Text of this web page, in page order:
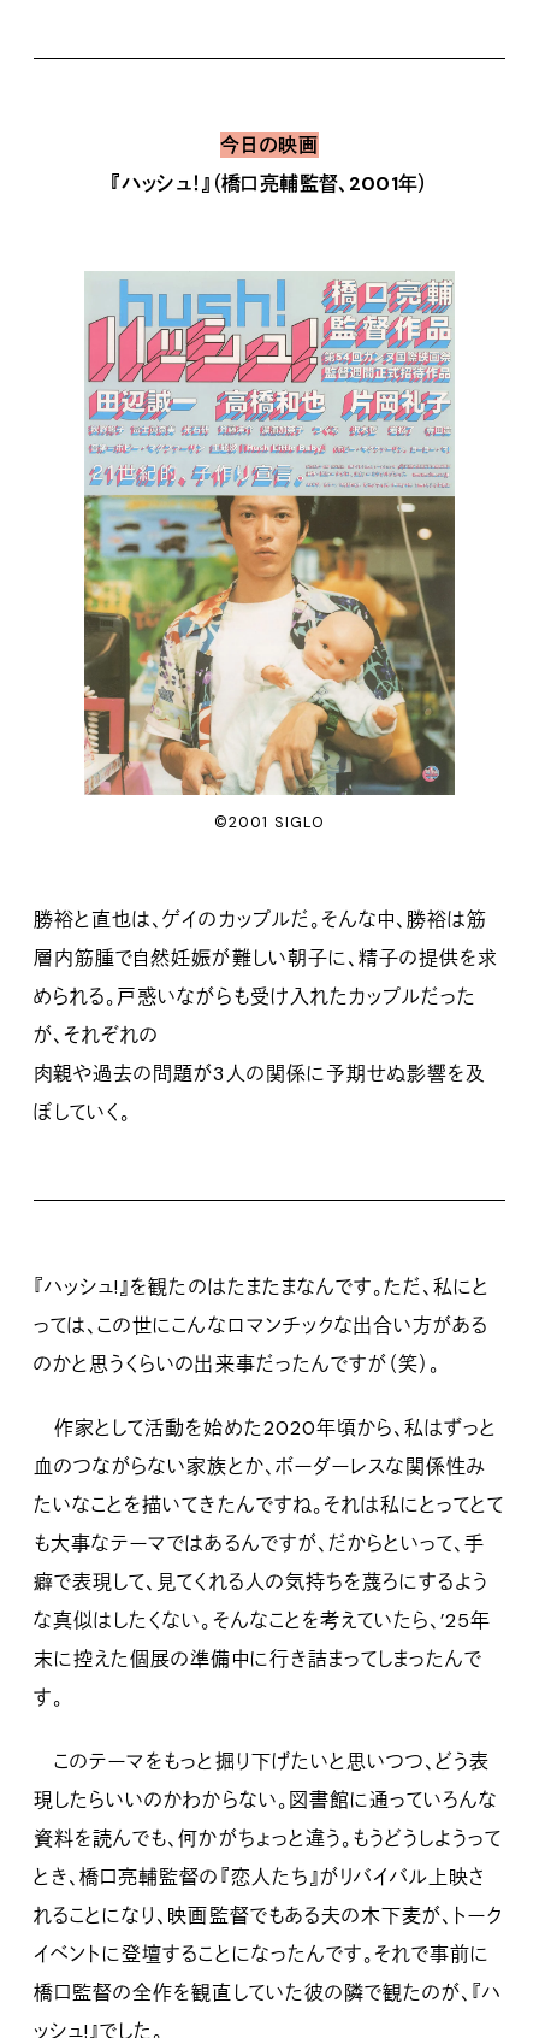
今日の映画
『ハッシュ！』（橋口亮輔監督、2001年）
©2001 SIGLO
勝裕と直也は、ゲイのカップルだ。そんな中、勝裕は筋
層内筋腫で自然妊娠が難しい朝子に、精子の提供を求
められる。戸惑いながらも受け入れたカップルだった
が、それぞれの
肉親や過去の問題が3人の関係に予期せぬ影響を及
ぼしていく。
『ハッシュ!』を観たのはたまたまなんです。ただ、私にと
っては、この世にこんなロマンチックな出合い方がある
のかと思うくらいの出来事だったんですが（笑）。
作家として活動を始めた2020年頃から、私はずっと
血のつながらない家族とか、ボーダーレスな関係性み
たいなことを描いてきたんですね。それは私にとってとて
も大事なテーマではあるんですが、だからといって、手
癖で表現して、見てくれる人の気持ちを蔑ろにするよう
な真似はしたくない。そんなことを考えていたら、’25年
末に控えた個展の準備中に行き詰まってしまったんで
す。
このテーマをもっと掘り下げたいと思いつつ、どう表
現したらいいのかわからない。図書館に通っていろんな
資料を読んでも、何かがちょっと違う。もうどうしようって
とき、橋口亮輔監督の『恋人たち』がリバイバル上映さ
れることになり、映画監督でもある夫の木下麦が、トーク
イベントに登壇することになったんです。それで事前に
橋口監督の全作を観直していた彼の隣で観たのが、『ハ
ッシュ!』でした。